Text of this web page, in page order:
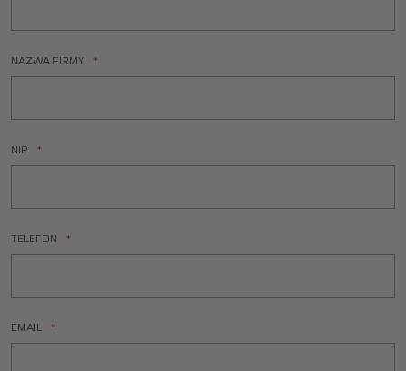
NAZWA FIRMY
NIP
TELEFON
EMAIL